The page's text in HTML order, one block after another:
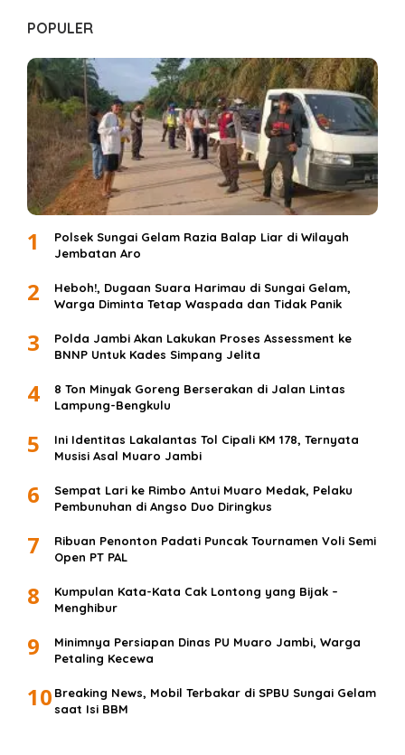
POPULER
1
Polsek Sungai Gelam Razia Balap Liar di Wilayah
Jembatan Aro
2
Heboh!, Dugaan Suara Harimau di Sungai Gelam,
Warga Diminta Tetap Waspada dan Tidak Panik
3
Polda Jambi Akan Lakukan Proses Assessment ke
BNNP Untuk Kades Simpang Jelita
4
8 Ton Minyak Goreng Berserakan di Jalan Lintas
Lampung-Bengkulu
5
Ini Identitas Lakalantas Tol Cipali KM 178, Ternyata
Musisi Asal Muaro Jambi
6
Sempat Lari ke Rimbo Antui Muaro Medak, Pelaku
Pembunuhan di Angso Duo Diringkus
7
Ribuan Penonton Padati Puncak Tournamen Voli Semi
Open PT PAL
8
Kumpulan Kata-Kata Cak Lontong yang Bijak –
Menghibur
9
Minimnya Persiapan Dinas PU Muaro Jambi, Warga
Petaling Kecewa
10 Breaking News, Mobil Terbakar di SPBU Sungai Gelam
saat Isi BBM